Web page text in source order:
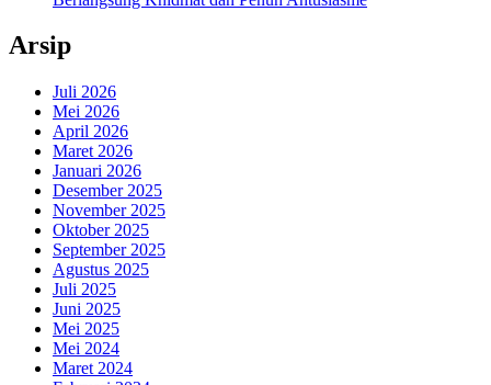
Arsip
Juli 2026
Mei 2026
April 2026
Maret 2026
Januari 2026
Desember 2025
November 2025
Oktober 2025
September 2025
Agustus 2025
Juli 2025
Juni 2025
Mei 2025
Mei 2024
Maret 2024